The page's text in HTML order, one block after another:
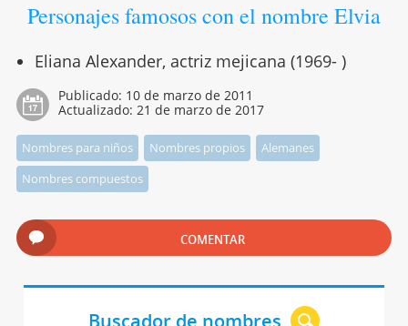
Personajes famosos con el nombre Elvia
Eliana Alexander, actriz mejicana (1969- )
Publicado: 10 de marzo de 2011
Actualizado: 21 de marzo de 2017
Nombres para niños Nombres propios
Alemanes
Nombres compuestos
COMENTAR